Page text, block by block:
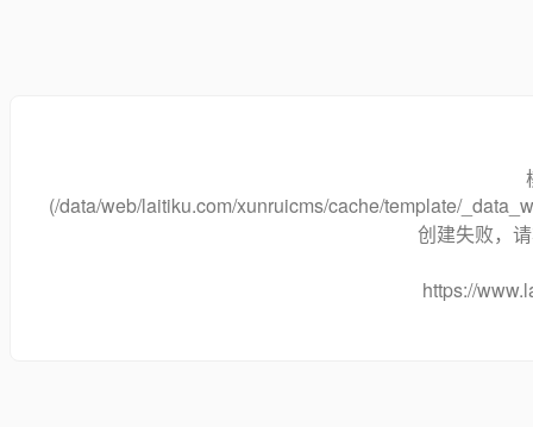
(/data/web/laitiku.com/xunruicms/cache/template/
创建失败，
https://